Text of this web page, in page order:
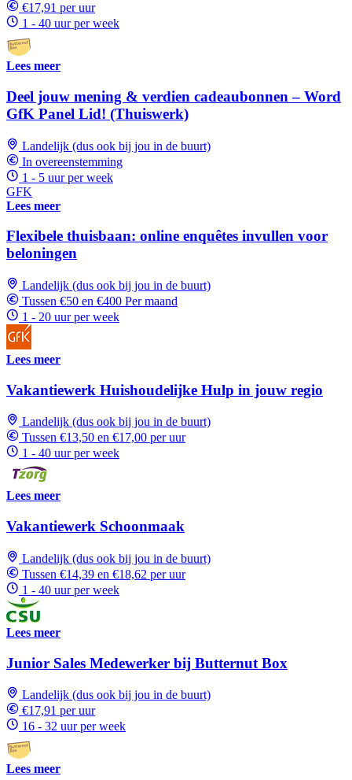
€17,91 per uur
1 - 40 uur per week
Lees meer
Deel jouw mening & verdien cadeaubonnen – Word
GfK Panel Lid! (Thuiswerk)
Landelijk (dus ook bij jou in de buurt)
In overeenstemming
1 - 5 uur per week
GFK
Lees meer
Flexibele thuisbaan: online enquêtes invullen voor
beloningen
Landelijk (dus ook bij jou in de buurt)
Tussen €50 en €400 Per maand
1 - 20 uur per week
Lees meer
Vakantiewerk Huishoudelijke Hulp in jouw regio
Landelijk (dus ook bij jou in de buurt)
Tussen €13,50 en €17,00 per uur
1 - 40 uur per week
Lees meer
Vakantiewerk Schoonmaak
Landelijk (dus ook bij jou in de buurt)
Tussen €14,39 en €18,62 per uur
1 - 40 uur per week
Lees meer
Junior Sales Medewerker bij Butternut Box
Landelijk (dus ook bij jou in de buurt)
€17,91 per uur
16 - 32 uur per week
Lees meer